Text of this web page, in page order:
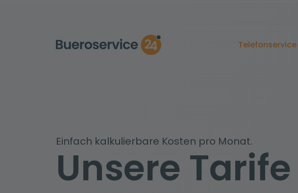
Telefonservice
Einfach kalkulierbare Kosten pro Monat.
Unsere Tarife